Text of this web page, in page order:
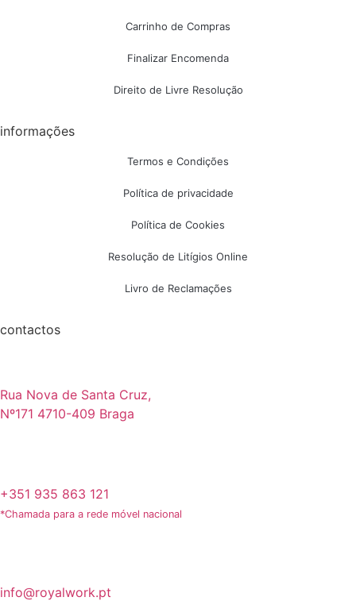
Carrinho de Compras
Finalizar Encomenda
Direito de Livre Resolução
informações
Termos e Condições
Política de privacidade
Política de Cookies
Resolução de Litígios Online
Livro de Reclamações
contactos
Rua Nova de Santa Cruz,
Nº171 4710-409 Braga
+351 935 863 121
*Chamada para a rede móvel nacional
info@royalwork.pt